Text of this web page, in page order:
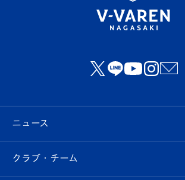
ニュース
すべて
クラブ・チーム